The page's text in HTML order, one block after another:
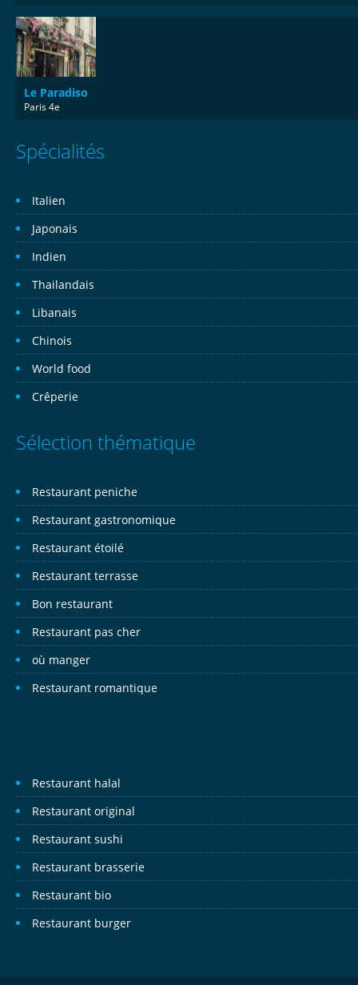
Le Paradiso
Paris 4e
Spécialités
Italien
Japonais
Indien
Thailandais
Libanais
Chinois
World food
Crêperie
Sélection thématique
Restaurant peniche
Restaurant gastronomique
Restaurant étoilé
Restaurant terrasse
Bon restaurant
Restaurant pas cher
où manger
Restaurant romantique
Restaurant halal
Restaurant original
Restaurant sushi
Restaurant brasserie
Restaurant bio
Restaurant burger